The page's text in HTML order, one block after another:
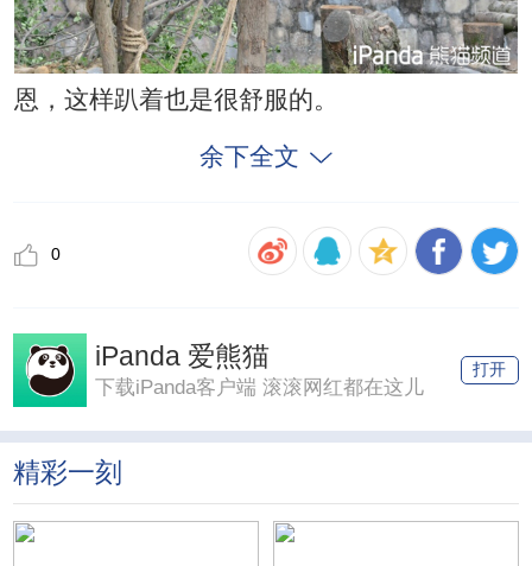
恩，这样趴着也是很舒服的。
余下全文
0
iPanda 爱熊猫
下载iPanda客户端 滚滚网红都在这儿
打开
精彩一刻